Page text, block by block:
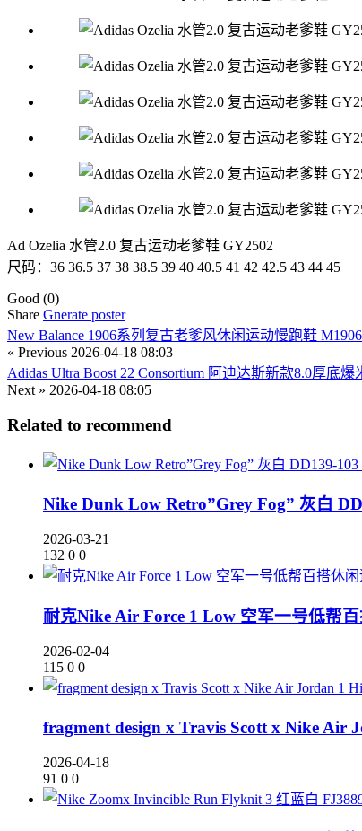
Ad Ozelia 水管2.0 复古运动老爹鞋 GY2502
尺码：36 36.5 37 38 38.5 39 40 40.5 41 42 42.5 43 44 45
Good (0)
Share Gnerate poster
New Balance 1906系列复古老爹风休闲运动慢跑鞋
« Previous 2026-04-18 08:03
Adidas Ultra Boost 22 Consortium 阿迪达斯新款8.0厚底
Next » 2026-04-18 08:05
Related to recommend
Nike Dunk Low Retro”Grey Fog” 灰白
2026-03-21
132 0 0
耐克Nike Air Force 1 Low 空军一号低帮
2026-02-04
115 0 0
fragment design x Travis Scott x Nike Air
2026-04-18
91 0 0